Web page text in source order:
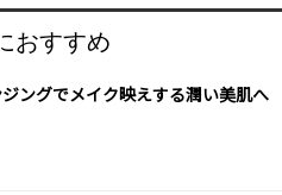
おすすめ
ングでメイク映えする潤い美肌へ